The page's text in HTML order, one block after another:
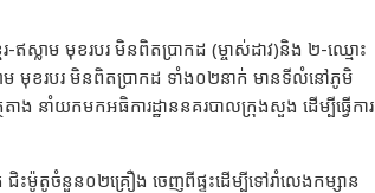
ស្លាម មុខរបរ មិនពិតប្រាកដ (ម្ចាស់ដាវ)និង ២-ឈ្មោះ
មុខរបរ មិនពិតប្រាកដ ទាំង០២នាក់ មានទីលំនៅភូមិ
ង នាំយកមកអធិការដ្ឋាននគរបាលក្រុងសួង ដើម្បីធ្វើការ
ះម៉ូតូចំនួន០២គ្រឿង ចេញពីផ្ទះដើម្បីទៅរាំលេងកម្សាន